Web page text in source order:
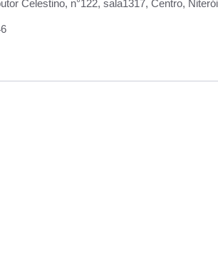
Celestino, n°122, sala1317, Centro,